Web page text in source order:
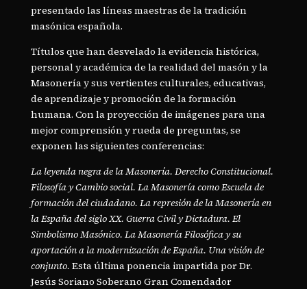
presentado las líneas maestras de la tradición
masónica española.
Títulos que han desvelado la evidencia histórica,
personal y académica de la realidad del masón y la
Masonería y sus vertientes culturales, educativas,
de aprendizaje y promoción de la formación
humana. Con la proyección de imágenes para una
mejor comprensión y rueda de preguntas, se
exponen las siguientes conferencias:
La leyenda negra de la Masonería. Derecho Constitucional.
Filosofía y Cambio social. La Masonería como Escuela de
formación del ciudadano. La represión de la Masonería en
la España del siglo XX. Guerra Civil y Dictadura. El
Simbolismo Masónico. La Masonería Filosófica y su
aportación a la modernización de España. Una visión de
conjunto. Esta última ponencia impartida por Dr.
Jesús Soriano Soberano Gran Comendador